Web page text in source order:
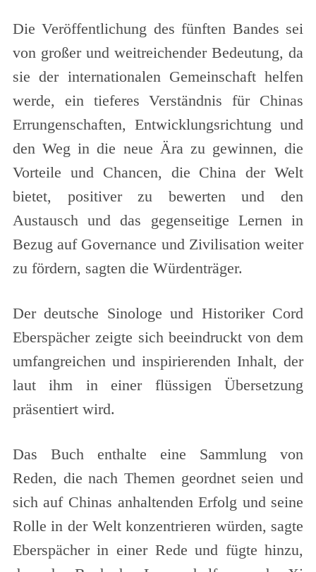
Die Veröffentlichung des fünften Bandes sei
von großer und weitreichender Bedeutung, da
sie der internationalen Gemeinschaft helfen
werde, ein tieferes Verständnis für Chinas
Errungenschaften, Entwicklungsrichtung und
den Weg in die neue Ära zu gewinnen, die
Vorteile und Chancen, die China der Welt
bietet, positiver zu bewerten und den
Austausch und das gegenseitige Lernen in
Bezug auf Governance und Zivilisation weiter
zu fördern, sagten die Würdenträger.
Der deutsche Sinologe und Historiker Cord
Eberspächer zeigte sich beeindruckt von dem
umfangreichen und inspirierenden Inhalt, der
laut ihm in einer flüssigen Übersetzung
präsentiert wird.
Das Buch enthalte eine Sammlung von
Reden, die nach Themen geordnet seien und
sich auf Chinas anhaltenden Erfolg und seine
Rolle in der Welt konzentrieren würden, sagte
Eberspächer in einer Rede und fügte hinzu,